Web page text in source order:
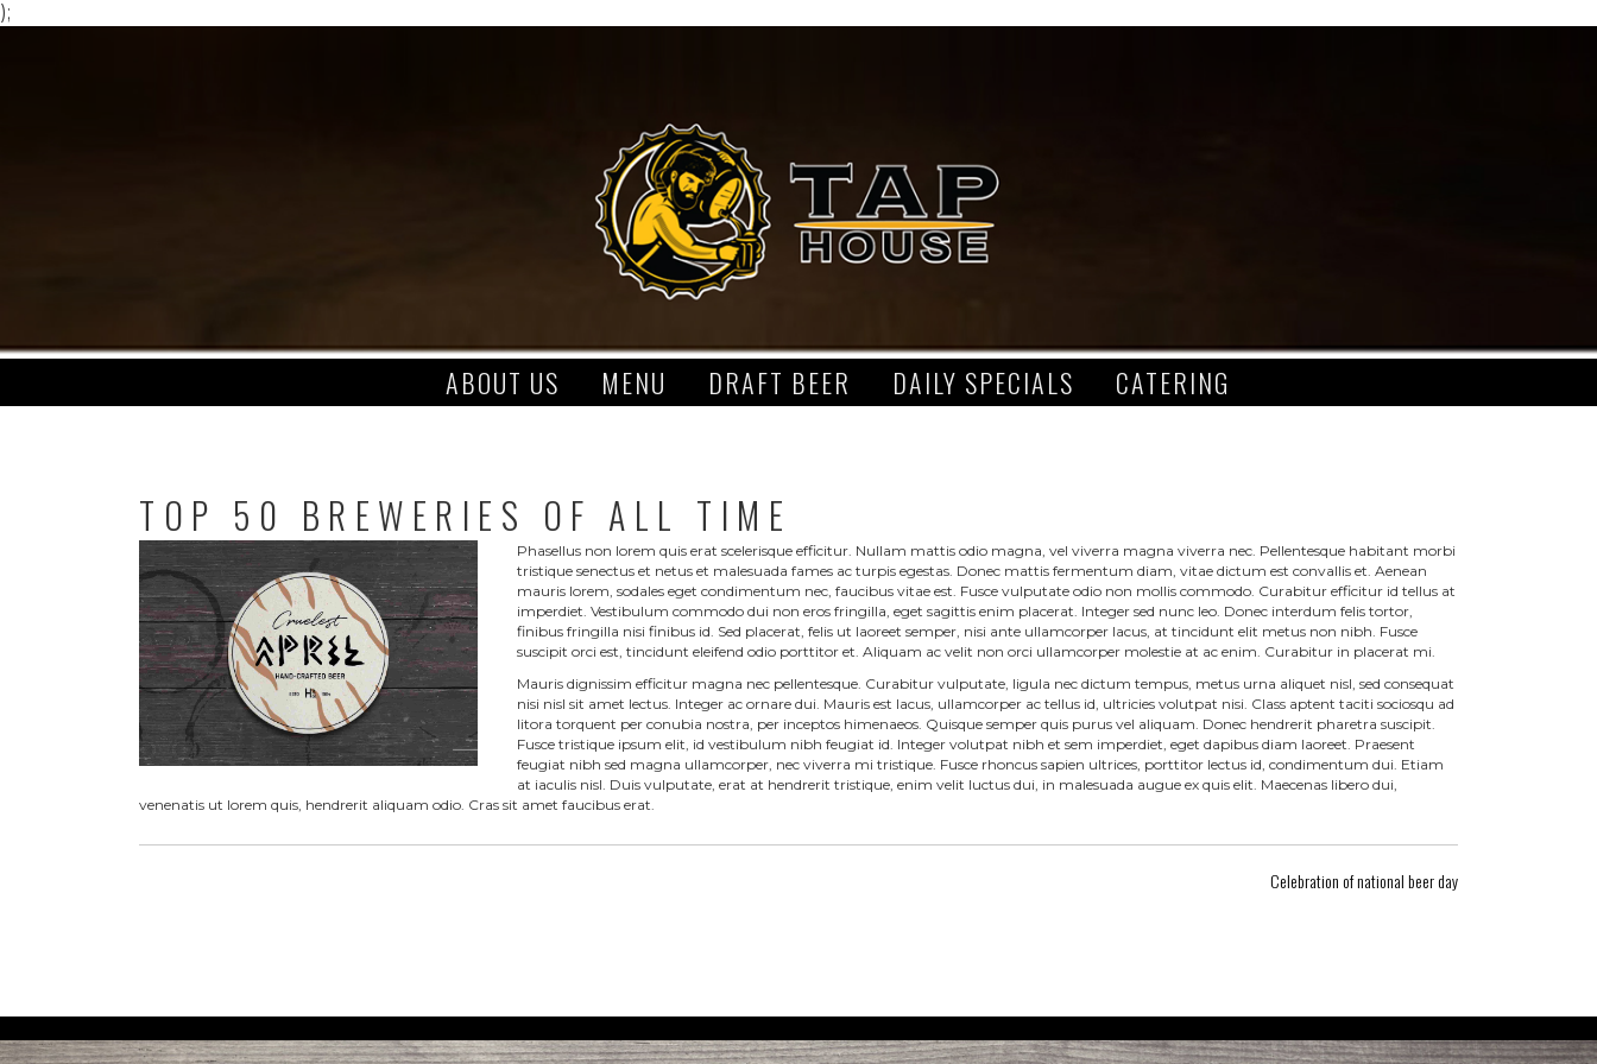
);
ABOUT US MENU DRAFT BEER DAILY SPECIALS CATERING
TOP 50 BREWERIES OF ALL TIME
Phasellus non lorem quis erat scelerisque efficitur. Nullam mattis odio magna, vel viverra magna viverra nec. Pellentesque habitant morbi
tristique senectus et netus et malesuada fames ac turpis egestas. Donec mattis fermentum diam, vitae dictum est convallis et. Aenean
mauris lorem, sodales eget condimentum nec, faucibus vitae est. Fusce vulputate odio non mollis commodo. Curabitur efficitur id tellus at
imperdiet. Vestibulum commodo dui non eros fringilla, eget sagittis enim placerat. Integer sed nunc leo. Donec interdum felis tortor,
finibus fringilla nisi finibus id. Sed placerat, felis ut laoreet semper, nisi ante ullamcorper lacus, at tincidunt elit metus non nibh. Fusce
suscipit orci est, tincidunt eleifend odio porttitor et. Aliquam ac velit non orci ullamcorper molestie at ac enim. Curabitur in placerat mi.
Mauris dignissim efficitur magna nec pellentesque. Curabitur vulputate, ligula nec dictum tempus, metus urna aliquet nisl, sed consequat
nisi nisl sit amet lectus. Integer ac ornare dui. Mauris est lacus, ullamcorper ac tellus id, ultricies volutpat nisi. Class aptent taciti sociosqu ad
litora torquent per conubia nostra, per inceptos himenaeos. Quisque semper quis purus vel aliquam. Donec hendrerit pharetra suscipit.
Fusce tristique ipsum elit, id vestibulum nibh feugiat id. Integer volutpat nibh et sem imperdiet, eget dapibus diam laoreet. Praesent
feugiat nibh sed magna ullamcorper, nec viverra mi tristique. Fusce rhoncus sapien ultrices, porttitor lectus id, condimentum dui. Etiam
at iaculis nisl. Duis vulputate, erat at hendrerit tristique, enim velit luctus dui, in malesuada augue ex quis elit. Maecenas libero dui,
venenatis ut lorem quis, hendrerit aliquam odio. Cras sit amet faucibus erat.
POST Celebration of national beer day